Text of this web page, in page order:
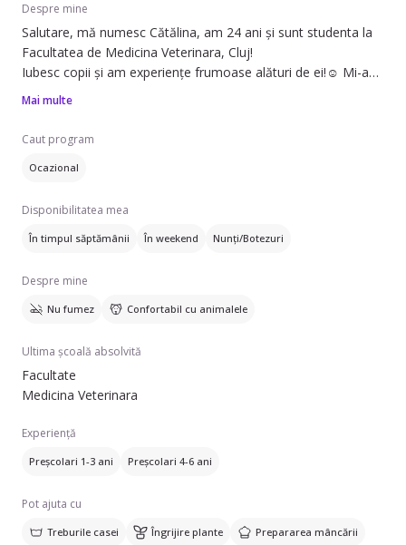
Despre mine
Salutare, mă numesc Cătălina, am 24 ani și sunt studenta la
Facultatea de Medicina Veterinara, Cluj!
Iubesc copii și am experiențe frumoase alături de ei!☺️ Mi-am
crescut surorile mai mici(gemene), nepoții și chiar copilul șefei
Sunt amabilă, harnică, știu să gătesc😄, să fac de toate pe
lângă casă, îmi plac provocările și sunt inspirată să cresc!
Sunt pasionată de lectură, dans, teatru, plimbări în aer liber,
Pentru mine copii sunt niște Omuleți ce emana energie și
multă dragoste, lângă ei ne simțim mai buni!
Mai multe
Caut program
Ocazional
Disponibilitatea mea
În timpul săptămânii În weekend Nunți/Botezuri
Despre mine
Nu fumez Confortabil cu animalele
Ultima școală absolvită
Facultate
Medicina Veterinara
Experiență
Preșcolari 1-3 ani Preșcolari 4-6 ani
Pot ajuta cu
Treburile casei Îngrijire plante Prepararea mâncării